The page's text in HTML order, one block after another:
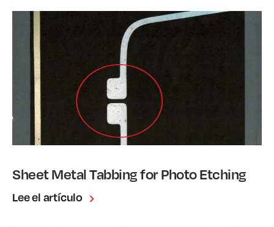
Sheet Metal Tabbing for Photo Etching
Lee el artículo